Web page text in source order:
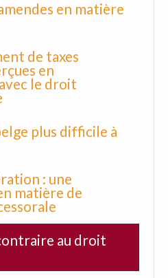
en matière
de taxes
en
le droit
plus difficile à
: une
matière de
au droit